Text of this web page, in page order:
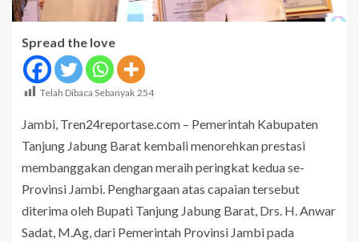
Spread the love
Telah Dibaca Sebanyak 254
Jambi, Tren24reportase.com – Pemerintah Kabupaten
Tanjung Jabung Barat kembali menorehkan prestasi
membanggakan dengan meraih peringkat kedua se-
Provinsi Jambi. Penghargaan atas capaian tersebut
diterima oleh Bupati Tanjung Jabung Barat, Drs. H. Anwar
Sadat, M.Ag, dari Pemerintah Provinsi Jambi pada